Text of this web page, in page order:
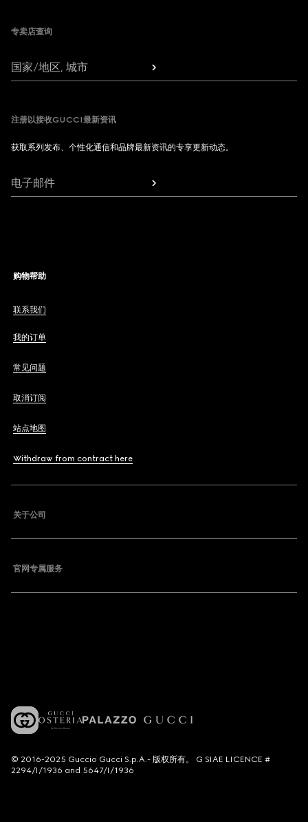
专卖店查询
国家/地区, 城市
注册以接收GUCCI最新资讯
获取系列发布、个性化通信和品牌最新资讯的专享更新动态。
电子邮件
购物帮助
联系我们
我的订单
常见问题
取消订阅
站点地图
Withdraw from contract here
关于公司
官网专属服务
© 2016-2025 Guccio Gucci S.p.A.- 版权所有。 G SIAE LICENCE #
2294/I/1936 and 5647/I/1936